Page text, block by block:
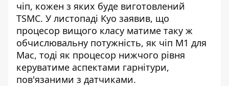
чіп, кожен з яких буде виготовлений
TSMC. У листопаді Куо заявив, що
процесор вищого класу матиме таку ж
обчислювальну потужність, як чіп M1 для
Mac, тоді як процесор нижчого рівня
керуватиме аспектами гарнітури,
пов'язаними з датчиками.